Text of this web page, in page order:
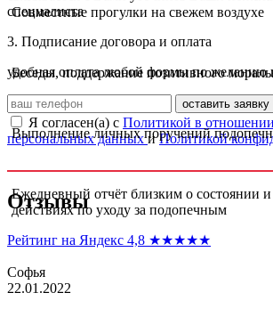
Совместные прогулки на свежем воздухе
Беседы, поддержание позитивного
Выполнение личных поручений
Ежедневный отчёт близким о состоянии
действиях по уходу за подопечным
специалиста
3. Подписание договора и оплата
удобная оплата любой формы по желанию
оставить заявку
Я согласен(а) с Политикой в
персональных данныхиПолитикой
Отзывы
Рейтинг на Яндекс 4,8 ★★★★★
Софья
22.01.2022